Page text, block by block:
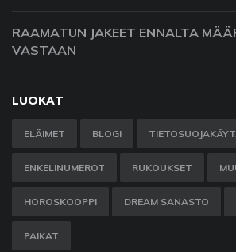
RAAMATUN JAKEET ENNALTA
VASTAAN
LUOKAT
ELÄIMET BLOGI
ENKELINUMEROT RUKOUKSET
HOROSKOOPPI DREAM SANASTO
PAIKAT